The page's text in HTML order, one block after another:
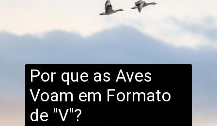
Por que as Aves
Voam em Formato
de "V"?